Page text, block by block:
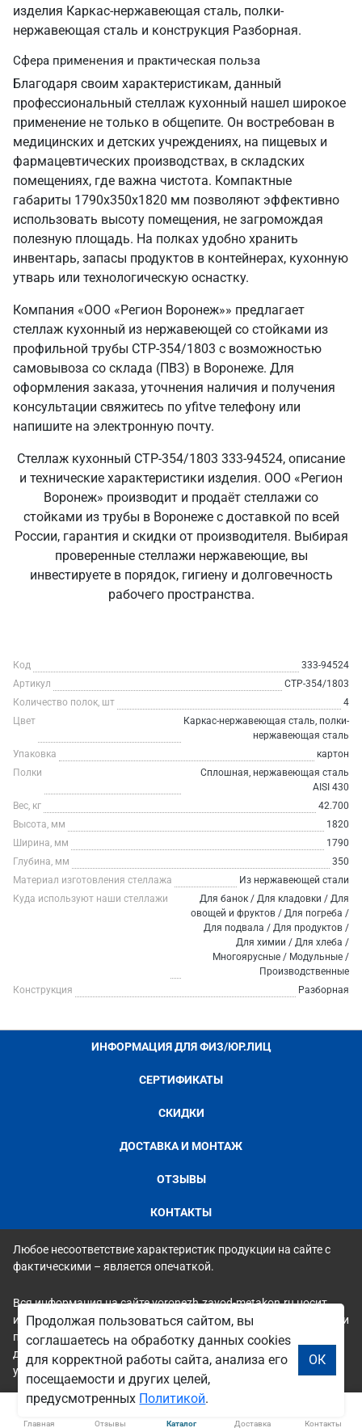
изделия Каркас-нержавеющая сталь, полки-
нержавеющая сталь и конструкция Разборная.
Сфера применения и практическая польза
Благодаря своим характеристикам, данный
профессиональный стеллаж кухонный нашел широкое
применение не только в общепите. Он востребован в
медицинских и детских учреждениях, на пищевых и
фармацевтических производствах, в складских
помещениях, где важна чистота. Компактные
габариты 1790х350х1820 мм позволяют эффективно
использовать высоту помещения, не загромождая
полезную площадь. На полках удобно хранить
инвентарь, запасы продуктов в контейнерах, кухонную
утварь или технологическую оснастку.
Компания «ООО «Регион Воронеж»» предлагает
стеллаж кухонный из нержавеющей со стойками из
профильной трубы СТР-354/1803 с возможностью
самовывоза со склада (ПВЗ) в Воронеже. Для
оформления заказа, уточнения наличия и получения
консультации свяжитесь по yfitve телефону или
напишите на электронную почту.
Стеллаж кухонный СТР-354/1803 333-94524, описание
и технические характеристики изделия. ООО «Регион
Воронеж» производит и продаёт стеллажи со
стойками из трубы в Воронеже с доставкой по всей
России, гарантия и скидки от производителя. Выбирая
проверенные стеллажи нержавеющие, вы
инвестируете в порядок, гигиену и долговечность
рабочего пространства.
Код
333-94524
Артикул
СТР-354/1803
Количество полок, шт
4
Цвет
Каркас-нержавеющая сталь, полки-
нержавеющая сталь
Упаковка
картон
Полки
Сплошная, нержавеющая сталь
AISI 430
Вес, кг
42.700
Высота, мм
1820
Ширина, мм
1790
Глубина, мм
350
Материал изготовления стеллажа
Из нержавеющей стали
Куда используют наши стеллажи
Для банок / Для кладовки / Для
овощей и фруктов / Для погреба /
Для подвала / Для продуктов /
Для химии / Для хлеба /
Многоярусные / Модульные /
Производственные
Конструкция
Разборная
ИНФОРМАЦИЯ ДЛЯ ФИЗ/ЮР.ЛИЦ
СЕРТИФИКАТЫ
СКИДКИ
ДОСТАВКА И МОНТАЖ
ОТЗЫВЫ
КОНТАКТЫ
Любое несоответствие характеристик продукции на сайте с
фактическими – является опечаткой.
Вся информация на сайте voronezh.zavod-metakon.ru носит
исключительно ознакомительный и справочный характер и ни
при каких условиях не является публичной офертой. Всю
дополнительную информацию можно узнать по телефонам
указанным на сайте.
Главная Отзывы Каталог Доставка Контакты
Продолжая пользоваться сайтом, вы
соглашаетесь на обработку данных cookies
для корректной работы сайта, анализа его
посещаемости и других целей,
предусмотренных Политикой.
ОК